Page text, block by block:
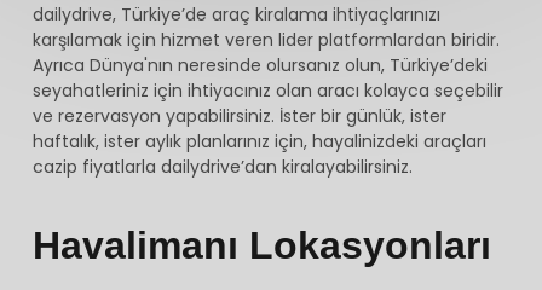
dailydrive, Türkiye’de araç kiralama ihtiyaçlarınızı
karşılamak için hizmet veren lider platformlardan biridir.
Ayrıca Dünya'nın neresinde olursanız olun, Türkiye’deki
seyahatleriniz için ihtiyacınız olan aracı kolayca seçebilir
ve rezervasyon yapabilirsiniz. İster bir günlük, ister
haftalık, ister aylık planlarınız için, hayalinizdeki araçları
cazip fiyatlarla dailydrive’dan kiralayabilirsiniz.
Havalimanı Lokasyonları